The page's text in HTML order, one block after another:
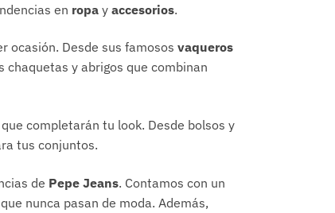
en ropa y accesorios.
ocasión. Desde sus famosos vaqueros
y abrigos que combinan
que completarán tu look. Desde bolsos y
tus conjuntos.
de Pepe Jeans. Contamos con un
nunca pasan de moda. Además,